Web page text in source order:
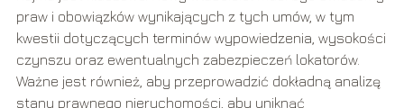
praw i obowiązków wynikających z tych umów, w tym
kwestii dotyczących terminów wypowiedzenia, wysokości
czynszu oraz ewentualnych zabezpieczeń lokatorów.
Ważne jest również, aby przeprowadzić dokładną analizę
stanu prawnego nieruchomości, aby uniknąć